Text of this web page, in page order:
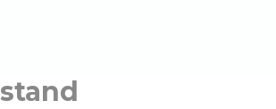
stand